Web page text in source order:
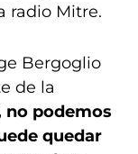
radio Mitre.
Bergoglio
de la
no podemos
quedar